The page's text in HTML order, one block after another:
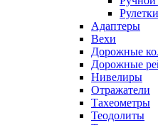
Рулетки
Адаптеры
Вехи
Дорожные
Дорожные
Нивелиры
Отражатели
Тахеометры
Теодолиты